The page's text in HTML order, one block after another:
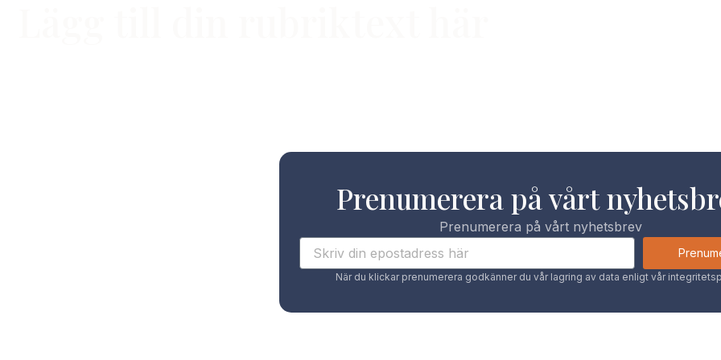
Prenumerera på vårt
Prenumerera på vårt nyhetsbrev
När du klickar prenumerera godkänner du vår lagring av data enligt vår